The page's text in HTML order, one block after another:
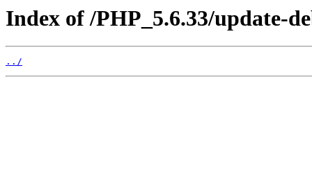
Index of /PHP_5.6.33/update-
../